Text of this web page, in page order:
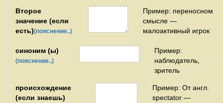
Второе
значение (если
есть)(пояснение..)
Пример: переносном
смысле —
малоактивный игрок
синоним (ы)
(пояснение..)
Пример:
наблюдатель,
зритель
происхождение
(если знаешь)
Пример: От англ.
spectator —